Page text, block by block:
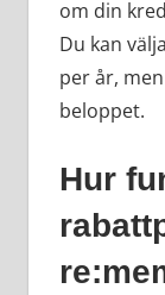
om din
Du kan
per år,
beloppet.
Hur